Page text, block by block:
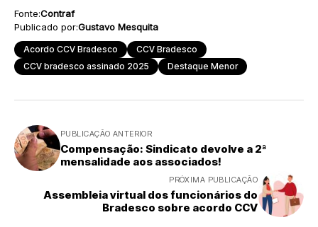
Fonte:Contraf
Publicado por:Gustavo Mesquita
Acordo CCV Bradesco
CCV Bradesco
CCV bradesco assinado 2025
Destaque Menor
PUBLICAÇÃO ANTERIOR
Compensação: Sindicato devolve a 2ª
mensalidade aos associados!
PRÓXIMA PUBLICAÇÃO
Assembleia virtual dos funcionários do
Bradesco sobre acordo CCV